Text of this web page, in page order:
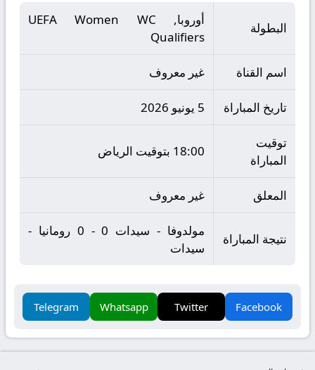
البطولة
أوروبا, UEFA Women WC
Qualifiers
اسم القناة غير معروف
تاريخ المباراة 5 يونيو 2026
توقيت
المباراة
18:00 بتوقيت الرياض
المعلق غير معروف
نتيجة المباراة
مولدوفا - سيدات 0 - 0 رومانيا -
سيدات
Facebook
Twitter
Whatsapp
Telegram